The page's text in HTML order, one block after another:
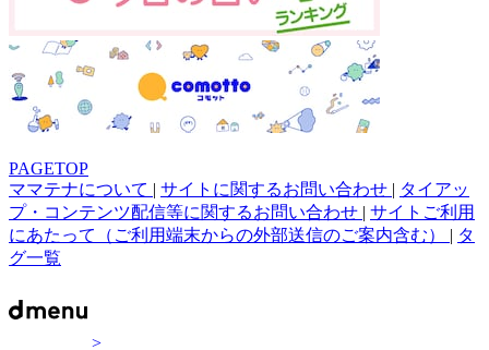
PAGETOP
ママテナについて | サイトに関するお問い合わせ | タイアッ
プ・コンテンツ配信等に関するお問い合わせ | サイトご利用
にあたって（ご利用端末からの外部送信のご案内含む） | タ
グ一覧
>